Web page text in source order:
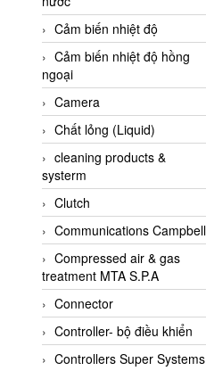
Akerstroms Viet Nam
AKO Armaturen &
Separationstechnik
AKO Armaturen &
Separationstechnik Vietnam
AKUSENSE
ALA OFFICINE SPA
Albrecht-Automatik Viet
Nam
Allen Bradley Vietnam
Alpha Moisture Vietnam
Alpha-Achem Vietnam
Alphino
ALRE-IT Vietnam
Cảm biến nhiệt độ
Cảm biến nhiệt độ hồng
ngoại
Camera
Chất lỏng (Liquid)
cleaning products &
systerm
Clutch
Communications Campbell
Compressed air & gas
treatment MTA S.P.A
Connector
Controller- bộ điều khiển
Controllers Super Systems